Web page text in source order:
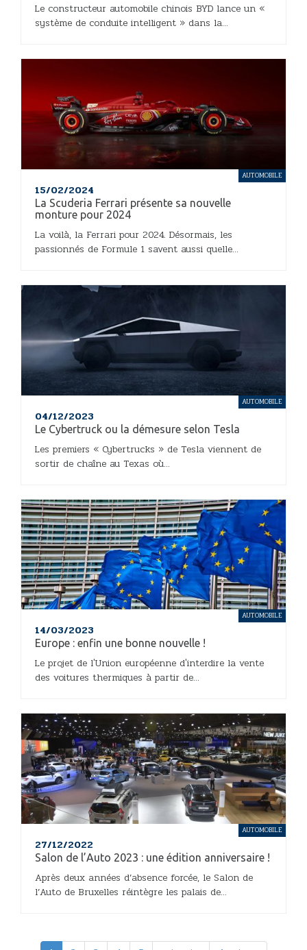
Le constructeur automobile chinois BYD lance un «
système de conduite intelligent » dans la...
15/02/2024
La Scuderia Ferrari présente sa nouvelle
monture pour 2024
La voilà, la Ferrari pour 2024. Désormais, les
passionnés de Formule 1 savent aussi quelle...
AUTOMOBILE
04/12/2023
Le Cybertruck ou la démesure selon Tesla
Les premiers « Cybertrucks » de Tesla viennent de
sortir de chaîne au Texas où...
AUTOMOBILE
14/03/2023
Europe : enfin une bonne nouvelle !
Le projet de l'Union européenne d'interdire la vente
des voitures thermiques à partir de...
AUTOMOBILE
27/12/2022
Salon de l’Auto 2023 : une édition anniversaire !
Après deux années d’absence forcée, le Salon de
l’Auto de Bruxelles réintègre les palais de...
AUTOMOBILE